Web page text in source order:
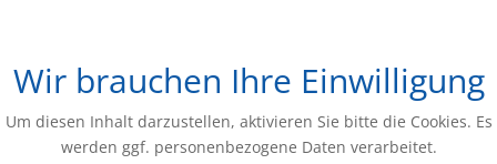
Wir brauchen Ihre Einwilligung
Um diesen Inhalt darzustellen, aktivieren Sie bitte die Cookies. Es
werden ggf. personenbezogene Daten verarbeitet.